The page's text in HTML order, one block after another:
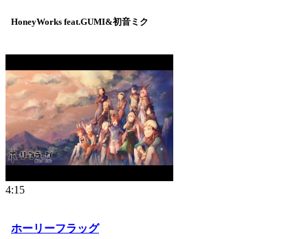
HoneyWorks feat.GUMI&初音ミク
4:15
ホーリーフラッグ